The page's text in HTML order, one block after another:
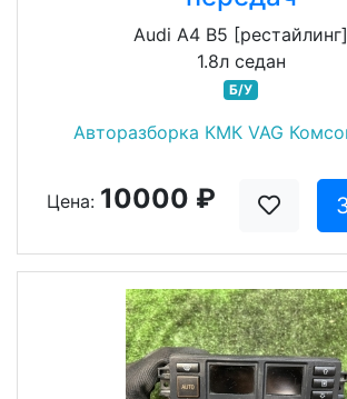
Audi A4 B5 [рестайлинг]
1.8л седан
Б/У
Авторазборка КМК VAG
Цена: 10000 ₽